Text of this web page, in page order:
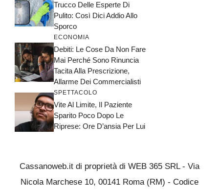
Trucco Delle Esperte Di
Pulito: Così Dici Addio Allo
Sporco
ECONOMIA
Debiti: Le Cose Da Non Fare
Mai Perché Sono Rinuncia
Tacita Alla Prescrizione,
Allarme Dei Commercialisti
SPETTACOLO
Vite Al Limite, Il Paziente
Sparito Poco Dopo Le
Riprese: Ore D’ansia Per Lui
Cassanoweb.it di proprietà di WEB 365 SRL - Via
Nicola Marchese 10, 00141 Roma (RM) - Codice